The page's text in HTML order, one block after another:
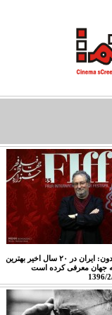
ژان میشل فرودون: ایران در ۲۰ سال اخیر بهترین
جهان معرفی کرده است
1396/